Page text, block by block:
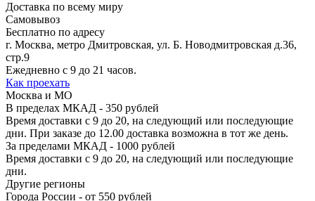
Доставка по всему миру
Самовывоз
Бесплатно по адресу
г. Москва, метро Дмитровская, ул. Б. Новодмитровская д.36,
стр.9
Ежедневно с 9 до 21 часов.
Как проехать
Москва и МО
В пределах МКАД - 350 рублей
Время доставки с 9 до 20, на следующий или последующие
дни. При заказе до 12.00 доставка возможна в тот же день.
За пределами МКАД - 1000 рублей
Время доставки с 9 до 20, на следующий или последующие
дни.
Другие регионы
Города России - от 550 рублей